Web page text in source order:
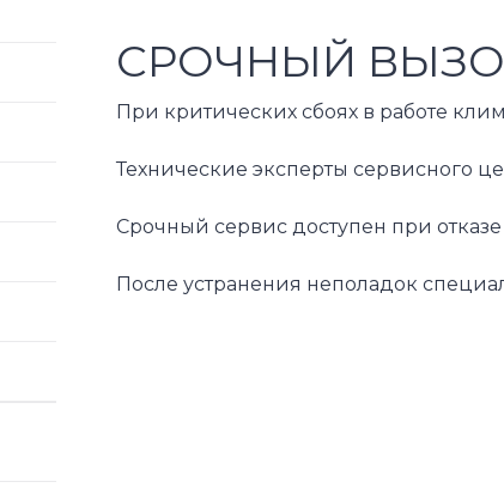
СРОЧНЫЙ
При критических сбоях в работе
Технические эксперты сервисного
Срочный сервис доступен при
После устранения неполадок